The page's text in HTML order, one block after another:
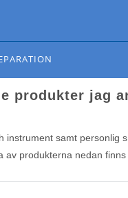
produkter jag
instrument samt personlig
produkterna nedan finns